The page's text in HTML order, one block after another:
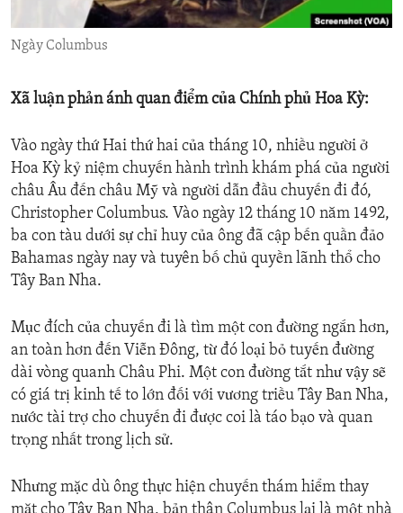
ENVIRONMENT AND HEALTH
IDEALS AND INSTITUTIONS
Ngày Columbus
Xã luận phản ánh quan điểm của Chính phủ Hoa Kỳ:
Vào ngày thứ Hai thứ hai của tháng 10, nhiều người ở
Hoa Kỳ kỷ niệm chuyến hành trình khám phá của người
châu Âu đến châu Mỹ và người dẫn đầu chuyến đi đó,
Christopher Columbus. Vào ngày 12 tháng 10 năm 1492,
ba con tàu dưới sự chỉ huy của ông đã cập bến quần đảo
Bahamas ngày nay và tuyên bố chủ quyền lãnh thổ cho
Tây Ban Nha.
Mục đích của chuyến đi là tìm một con đường ngắn hơn,
an toàn hơn đến Viễn Đông, từ đó loại bỏ tuyến đường
dài vòng quanh Châu Phi. Một con đường tắt như vậy sẽ
có giá trị kinh tế to lớn đối với vương triều Tây Ban Nha,
nước tài trợ cho chuyến đi được coi là táo bạo và quan
trọng nhất trong lịch sử.
Nhưng mặc dù ông thực hiện chuyến thám hiểm thay